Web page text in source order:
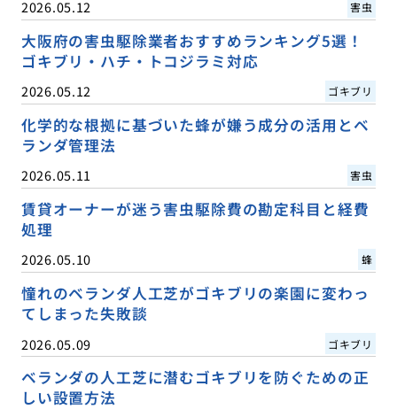
2026.05.12 害虫
大阪府の害虫駆除業者おすすめランキング5選！
ゴキブリ・ハチ・トコジラミ対応
2026.05.12 ゴキブリ
化学的な根拠に基づいた蜂が嫌う成分の活用とベ
ランダ管理法
2026.05.11 害虫
賃貸オーナーが迷う害虫駆除費の勘定科目と経費
処理
2026.05.10 蜂
憧れのベランダ人工芝がゴキブリの楽園に変わっ
てしまった失敗談
2026.05.09 ゴキブリ
ベランダの人工芝に潜むゴキブリを防ぐための正
しい設置方法